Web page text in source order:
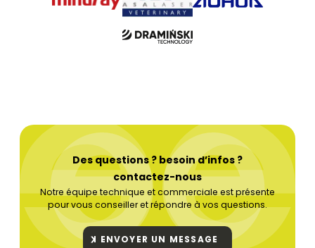
Des questions ? besoin d’infos ?
contactez-nous
Notre équipe technique et commerciale est présente
pour vous conseiller et répondre à vos questions.
ENVOYER UN MESSAGE